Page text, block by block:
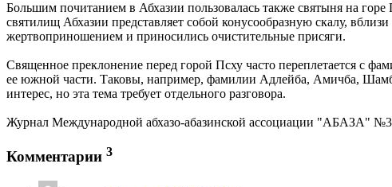
Большим почитанием в Абхазии пользовалась также святыня на
святилищ Абхазии представляет собой конусообразную скалу,
жертвоприношением и приносились очистительные присяги.
Священное преклонение перед горой Псху часто переплетается с
ее южной части. Таковы, например, фамилии Адлейба, Амичба,
интерес, но эта тема требует отдельного разговора.
Журнал Международной абхазо-абазинской ассоциации "АБАЗА" №3
Комментарии 3